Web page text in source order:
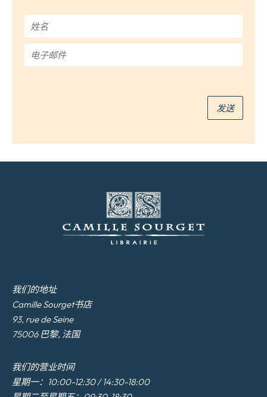
名
*电
子
发送
我们的地址
Camille Sourget书店
93, rue de Seine
75006 巴黎, 法国
我们的营业时间
星期一：10:00-12:30 / 14:30-18:00